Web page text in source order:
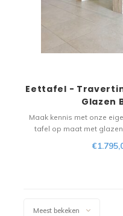
Eettafel -
Glazen
Maak kennis met onze
tafel op maat met
charme. Deze
Meest bekeken